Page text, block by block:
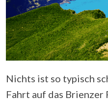
Nichts ist so typisch
Fahrt auf das Brienzer